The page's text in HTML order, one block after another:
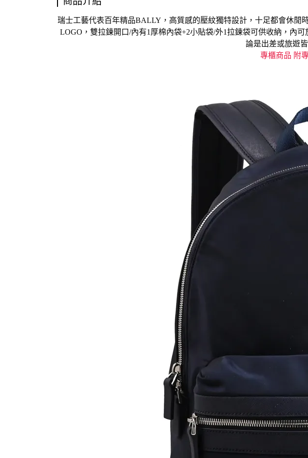
瑞士工藝代表百年精品BALLY，高質感的壓紋獨特設計，十足都會休閒
LOGO，雙拉鍊開口/內有1厚棉內袋+2小貼袋/外1拉鍊袋可供收納， 內可
論是出差或旅遊皆
專櫃商品 附